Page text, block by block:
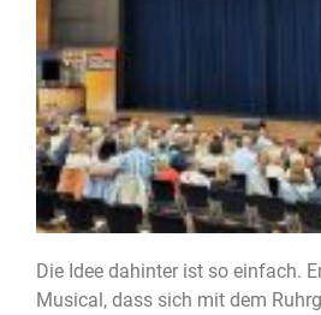
Die Idee dahinter ist so einfach.
Musical, dass sich mit dem